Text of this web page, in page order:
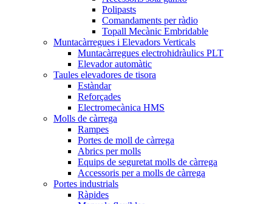
Polipasts
Comandaments per ràdio
Topall Mecànic Embridable
Muntacàrregues i Elevadors Verticals
Muntacàrregues electrohidràulics PLT
Elevador automàtic
Taules elevadores de tisora
Estàndar
Reforçades
Electromecànica HMS
Molls de càrrega
Rampes
Portes de moll de càrrega
Abrics per molls
Equips de seguretat molls de càrrega
Accessoris per a molls de càrrega
Portes industrials
Ràpides